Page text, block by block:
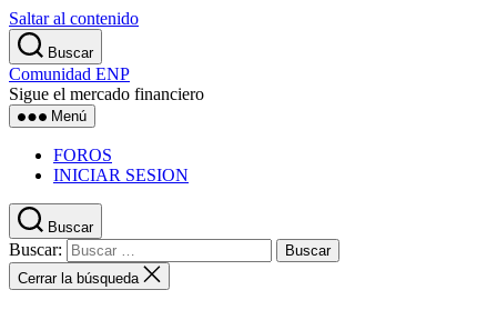
Saltar al contenido
Buscar
Comunidad ENP
Sigue el mercado financiero
Menú
FOROS
INICIAR SESION
Buscar
Buscar:
Cerrar la búsqueda